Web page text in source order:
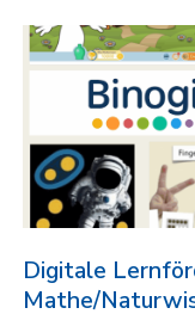
Digitale
Mathe/